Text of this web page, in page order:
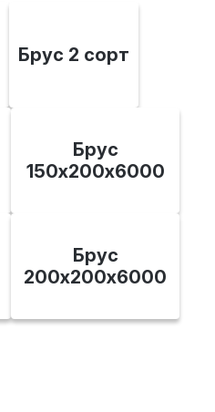
Брус 2 сорт
Брус
150х200x6000
Брус
200х200x6000